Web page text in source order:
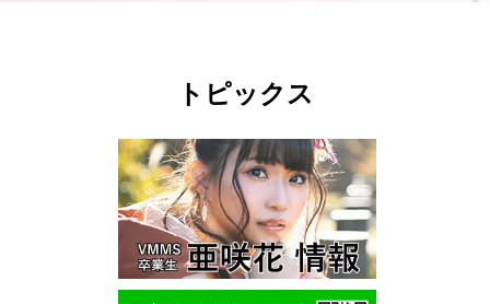
トピックス